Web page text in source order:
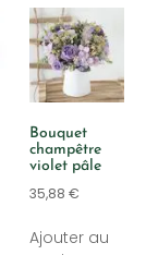
Bouquet
champêtre
violet pâle
35,88 €
Ajouter au